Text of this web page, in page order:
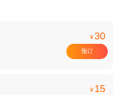
¥30
预订
¥ 15